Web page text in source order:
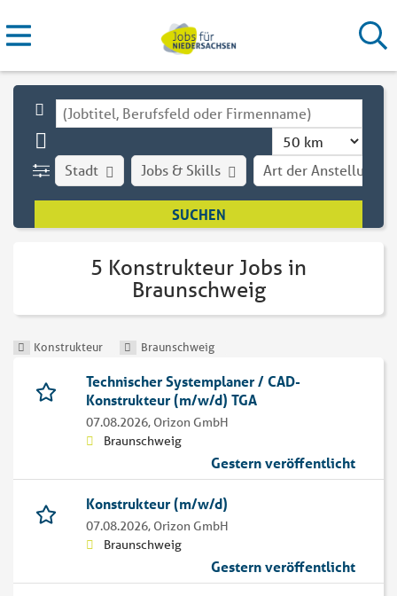
Stadt Art der Anstellung
Jobs & Skills
5 Konstrukteur Jobs in
Braunschweig
Konstrukteur Braunschweig
Technischer Systemplaner / CAD-
Konstrukteur (m/w/d) TGA
07.08.2026, Orizon GmbH
Braunschweig
Gestern veröffentlicht
Konstrukteur (m/w/d)
07.08.2026, Orizon GmbH
Braunschweig
Gestern veröffentlicht